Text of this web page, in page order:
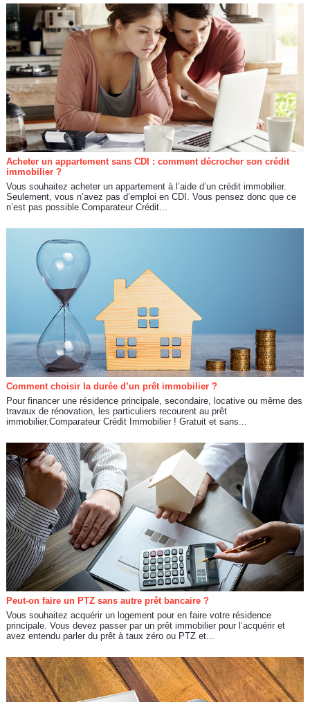
Acheter un appartement sans CDI : comment décrocher son crédit
immobilier ?
Vous souhaitez acheter un appartement à l’aide d’un crédit immobilier.
Seulement, vous n’avez pas d’emploi en CDI. Vous pensez donc que ce
n’est pas possible.Comparateur Crédit...
Comment choisir la durée d’un prêt immobilier ?
Pour financer une résidence principale, secondaire, locative ou même des
travaux de rénovation, les particuliers recourent au prêt
immobilier.Comparateur Crédit Immobilier ! Gratuit et sans...
Peut-on faire un PTZ sans autre prêt bancaire ?
Vous souhaitez acquérir un logement pour en faire votre résidence
principale. Vous devez passer par un prêt immobilier pour l’acquérir et
avez entendu parler du prêt à taux zéro ou PTZ et...